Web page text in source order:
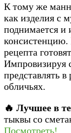
К тому же
как изделия с
поднимается
консистенцию.
рецепта
Импровизируя
представлять
обличьях.
🔥 Лучшее в
тыквы со
Посмотреть!